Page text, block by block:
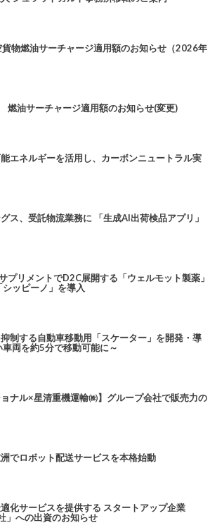
物燃油サーチャージ適用額のお知らせ（2026年
油サーチャージ適用額のお知らせ(変更)
エネルギーを活用し、カーボンニュートラル実
ス、受託物流業務に 「生成AI出荷検品アプリ」
プリメントでD2C展開する「ウェルモット製薬」
ッピーノ」を導入
制する自動車移動用「スケーター」を開発・導
両を約5分で移動可能に～
ョナル×星清重機運輸㈱】グループ会社で販売力の
でロボット配送サービスを本格始動
化サービスを提供する スタートアップ企業
」への出資のお知らせ